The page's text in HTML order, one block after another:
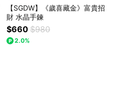
【SGDW】《歲喜藏金》富貴招
財 水晶手鍊
$660 $980
2.0%